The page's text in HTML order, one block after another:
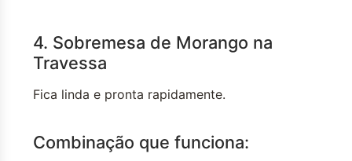
4. Sobremesa de Morango na
Travessa
Fica linda e pronta rapidamente.
Combinação que funciona: